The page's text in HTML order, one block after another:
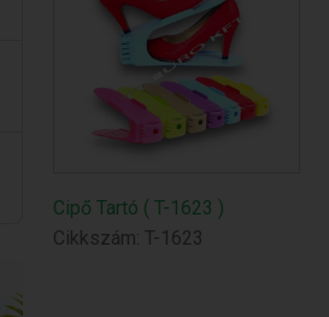
Cipő Tartó ( T-1623 )
Cikkszám: T-1623